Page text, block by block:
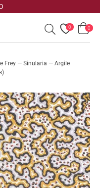
0 0
Frey — Sinularia — Argile